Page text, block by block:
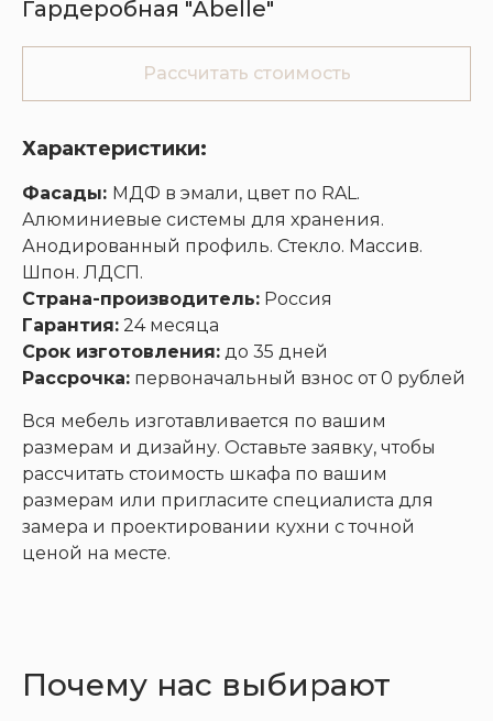
Гардеробная "Abelle"
Рассчитать стоимость
Характеристики:
Фасады: МДФ в эмали, цвет по RAL.
Алюминиевые системы для хранения.
Анодированный профиль. Стекло. Массив.
Шпон. ЛДСП.
Страна-производитель: Россия
Гарантия: 24 месяца
Срок изготовления: до 35 дней
Рассрочка: первоначальный взнос от 0 рублей
Вся мебель изготавливается по вашим
размерам и дизайну. Оставьте заявку, чтобы
рассчитать стоимость шкафа по вашим
размерам или пригласите специалиста для
замера и проектировании кухни с точной
ценой на месте.
Почему нас выбирают